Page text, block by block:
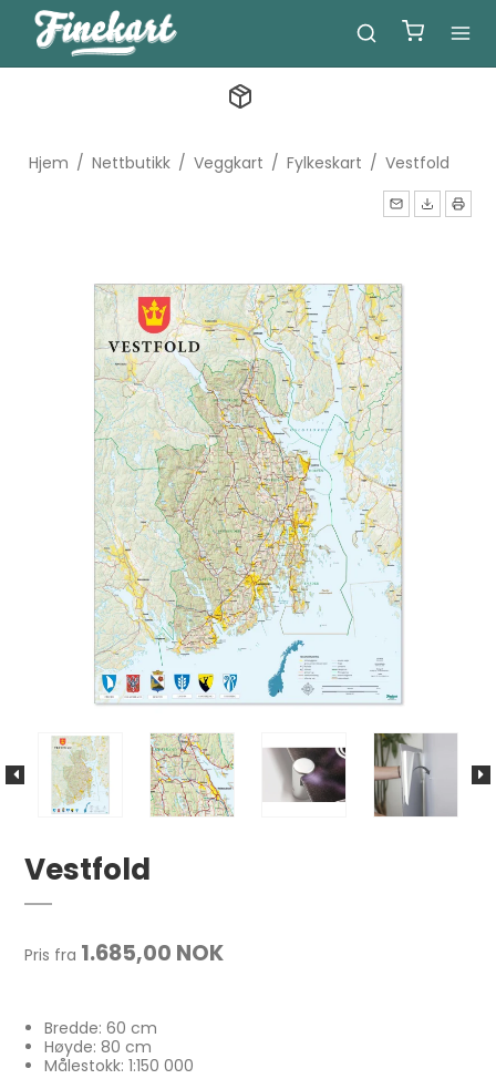
Hjem / Nettbutikk / Veggkart / Fylkeskart / Vestfold
Vestfold
Pris fra 1.685,00 NOK
Bredde: 60 cm
Høyde: 80 cm
Målestokk: 1:150 000